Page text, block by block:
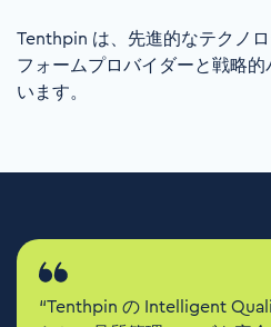
Tenthpin は、先進的なテクノ
フォームプロバイダーと戦略
います。
“Tenthpin の Intelligent